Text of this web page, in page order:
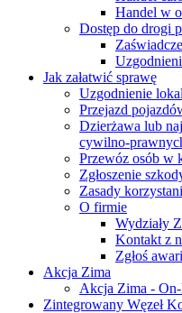
Handel w
Dostęp do drogi
Jak załatwić sprawę
Uzgodnienie
Przejazd
Dzierżawa lub
cywilno-
Przewóz osób w
Zgłoszenie
Zasady
O firmie
Wydziały
Kontakt z
Zgłoś
Akcja Zima
Akcja Zima -
Zintegrowany Węzeł